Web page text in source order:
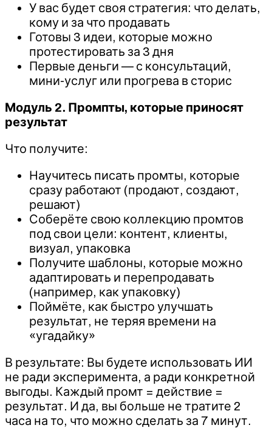
У вас будет своя стратегия: что делать,
кому и за что продавать
Готовы 3 идеи, которые можно
протестировать за 3 дня
Первые деньги — с консультаций,
мини-услуг или прогрева в сторис
Модуль 2. Промпты, которые приносят
результат
Что получите:
Научитесь писать промты, которые
сразу работают (продают, создают,
решают)
Соберёте свою коллекцию промтов
под свои цели: контент, клиенты,
визуал, упаковка
Получите шаблоны, которые можно
адаптировать и перепродавать
(например, как упаковку)
Поймёте, как быстро улучшать
результат, не теряя времени на
«угадайку»
В результате: Вы будете использовать ИИ
не ради эксперимента, а ради конкретной
выгоды. Каждый промт = действие =
результат. И да, вы больше не тратите 2
часа на то, что можно сделать за 7 минут.